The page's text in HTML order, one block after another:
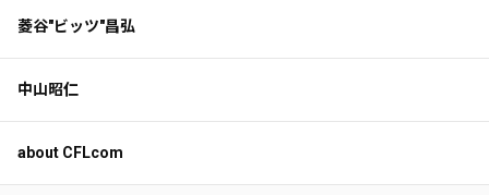
菱谷"ビッツ"昌弘
中山昭仁
about CFLcom